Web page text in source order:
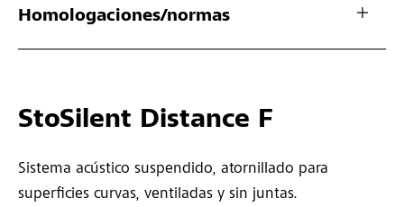
Homologaciones/normas
StoSilent Distance F
Sistema acústico suspendido, atornillado para
superficies curvas, ventiladas y sin juntas.